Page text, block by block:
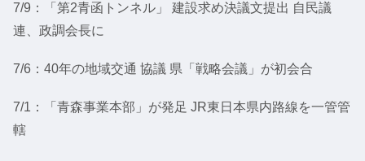
7/9：「第2青函トンネル」 建設求め決議文提出 自民議
連、政調会長に
7/6：40年の地域交通 協議 県「戦略会議」が初会合
7/1：「青森事業本部」が発足 JR東日本県内路線を一管管
轄